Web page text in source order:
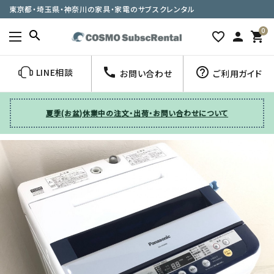
東京都・埼玉県・神奈川の家具・家電のサブスクレンタル
search favorite_border person 0
shopping_cart
LINE相談 call お問い合わせ help_outline ご利用ガイド
夏季(お盆)休業中の注文・出荷・お問い合わせについて